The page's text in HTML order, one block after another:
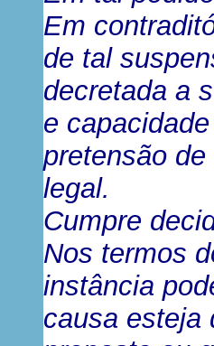
Em
de tal
decretada a
e
pretensão
legal.
Cumpre
Nos termos
instância
causa esteja